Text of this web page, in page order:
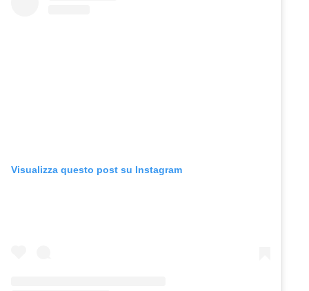
Visualizza questo post su Instagram